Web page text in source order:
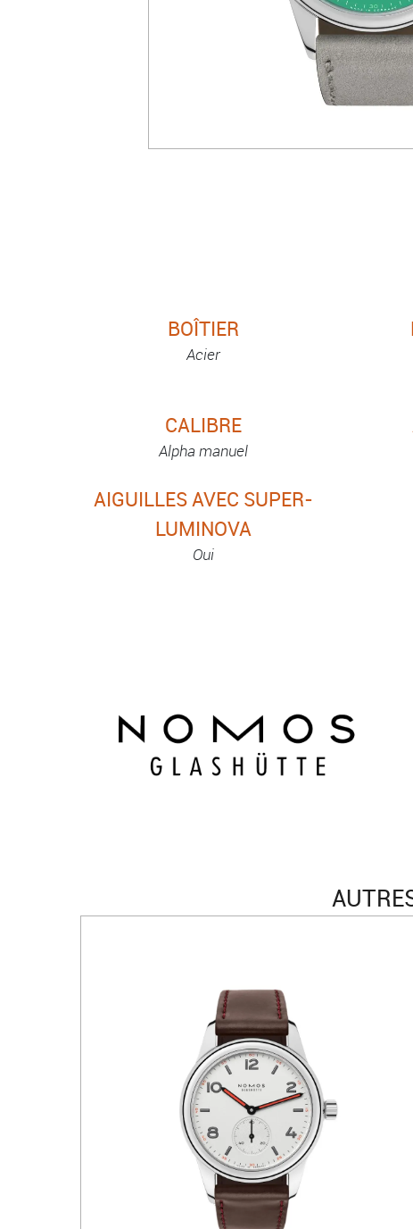
BOÎTIER
Acier
CALIBRE
Alpha manuel
AIGUILLES AVEC SUPER-
LUMINOVA
Oui